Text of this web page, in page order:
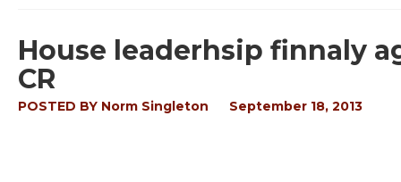
House leaderhsip finnaly
CR
POSTED BY Norm Singleton September 18, 2013